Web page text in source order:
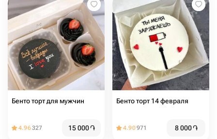
Бенто торт для мужчин
4.96327 15 000֏
Бенто торт 14 февраля
4.90971 8 000֏